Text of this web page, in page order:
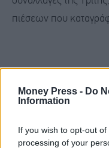
Money Press - Do
Information
If you wish to opt-out
processing of your
πιέσεων που